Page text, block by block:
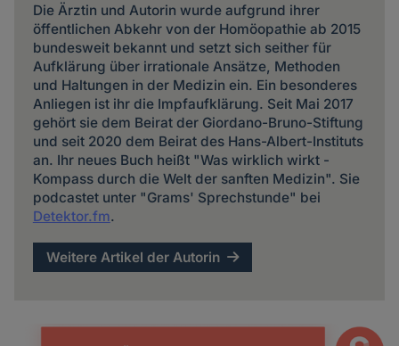
Die Ärztin und Autorin wurde aufgrund ihrer
öffentlichen Abkehr von der Homöopathie ab 2015
bundesweit bekannt und setzt sich seither für
Aufklärung über irrationale Ansätze, Methoden
und Haltungen in der Medizin ein. Ein besonderes
Anliegen ist ihr die Impfaufklärung. Seit Mai 2017
gehört sie dem Beirat der Giordano-Bruno-Stiftung
und seit 2020 dem Beirat des Hans-Albert-Instituts
an. Ihr neues Buch heißt "Was wirklich wirkt -
Kompass durch die Welt der sanften Medizin". Sie
podcastet unter "Grams' Sprechstunde" bei
Detektor.fm.
Weitere Artikel der Autorin